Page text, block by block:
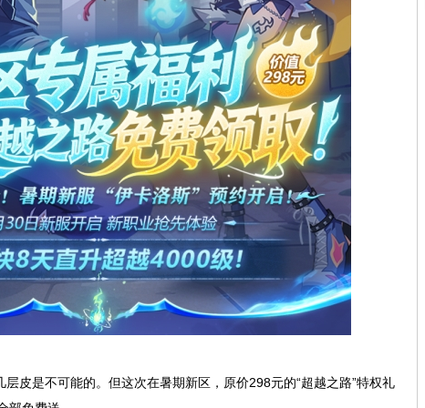
皮是不可能的。但这次在暑期新区，原价298元的“超越之路”特权礼